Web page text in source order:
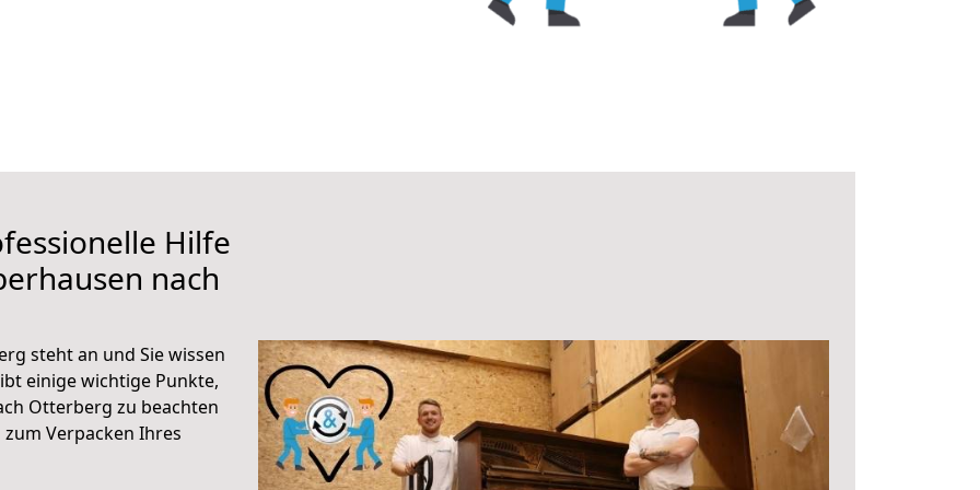
Hilfe
nach
steht an und Sie wissen
einige wichtige Punkte,
Otterberg zu beachten
Verpacken Ihres